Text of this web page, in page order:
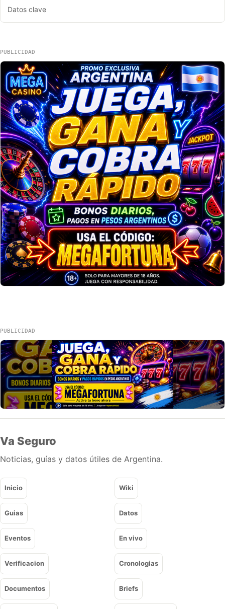
Datos clave
PUBLICIDAD
PUBLICIDAD
Va Seguro
Noticias, guías y datos útiles de Argentina.
Inicio Wiki
Guias Datos
Eventos En vivo
Verificacion Cronologias
Documentos Briefs